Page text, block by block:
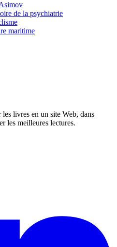
de la psychiatrie
maritime
les livres en un site Web, dans
les meilleures lectures.